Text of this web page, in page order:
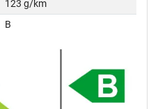
123 g/km
B